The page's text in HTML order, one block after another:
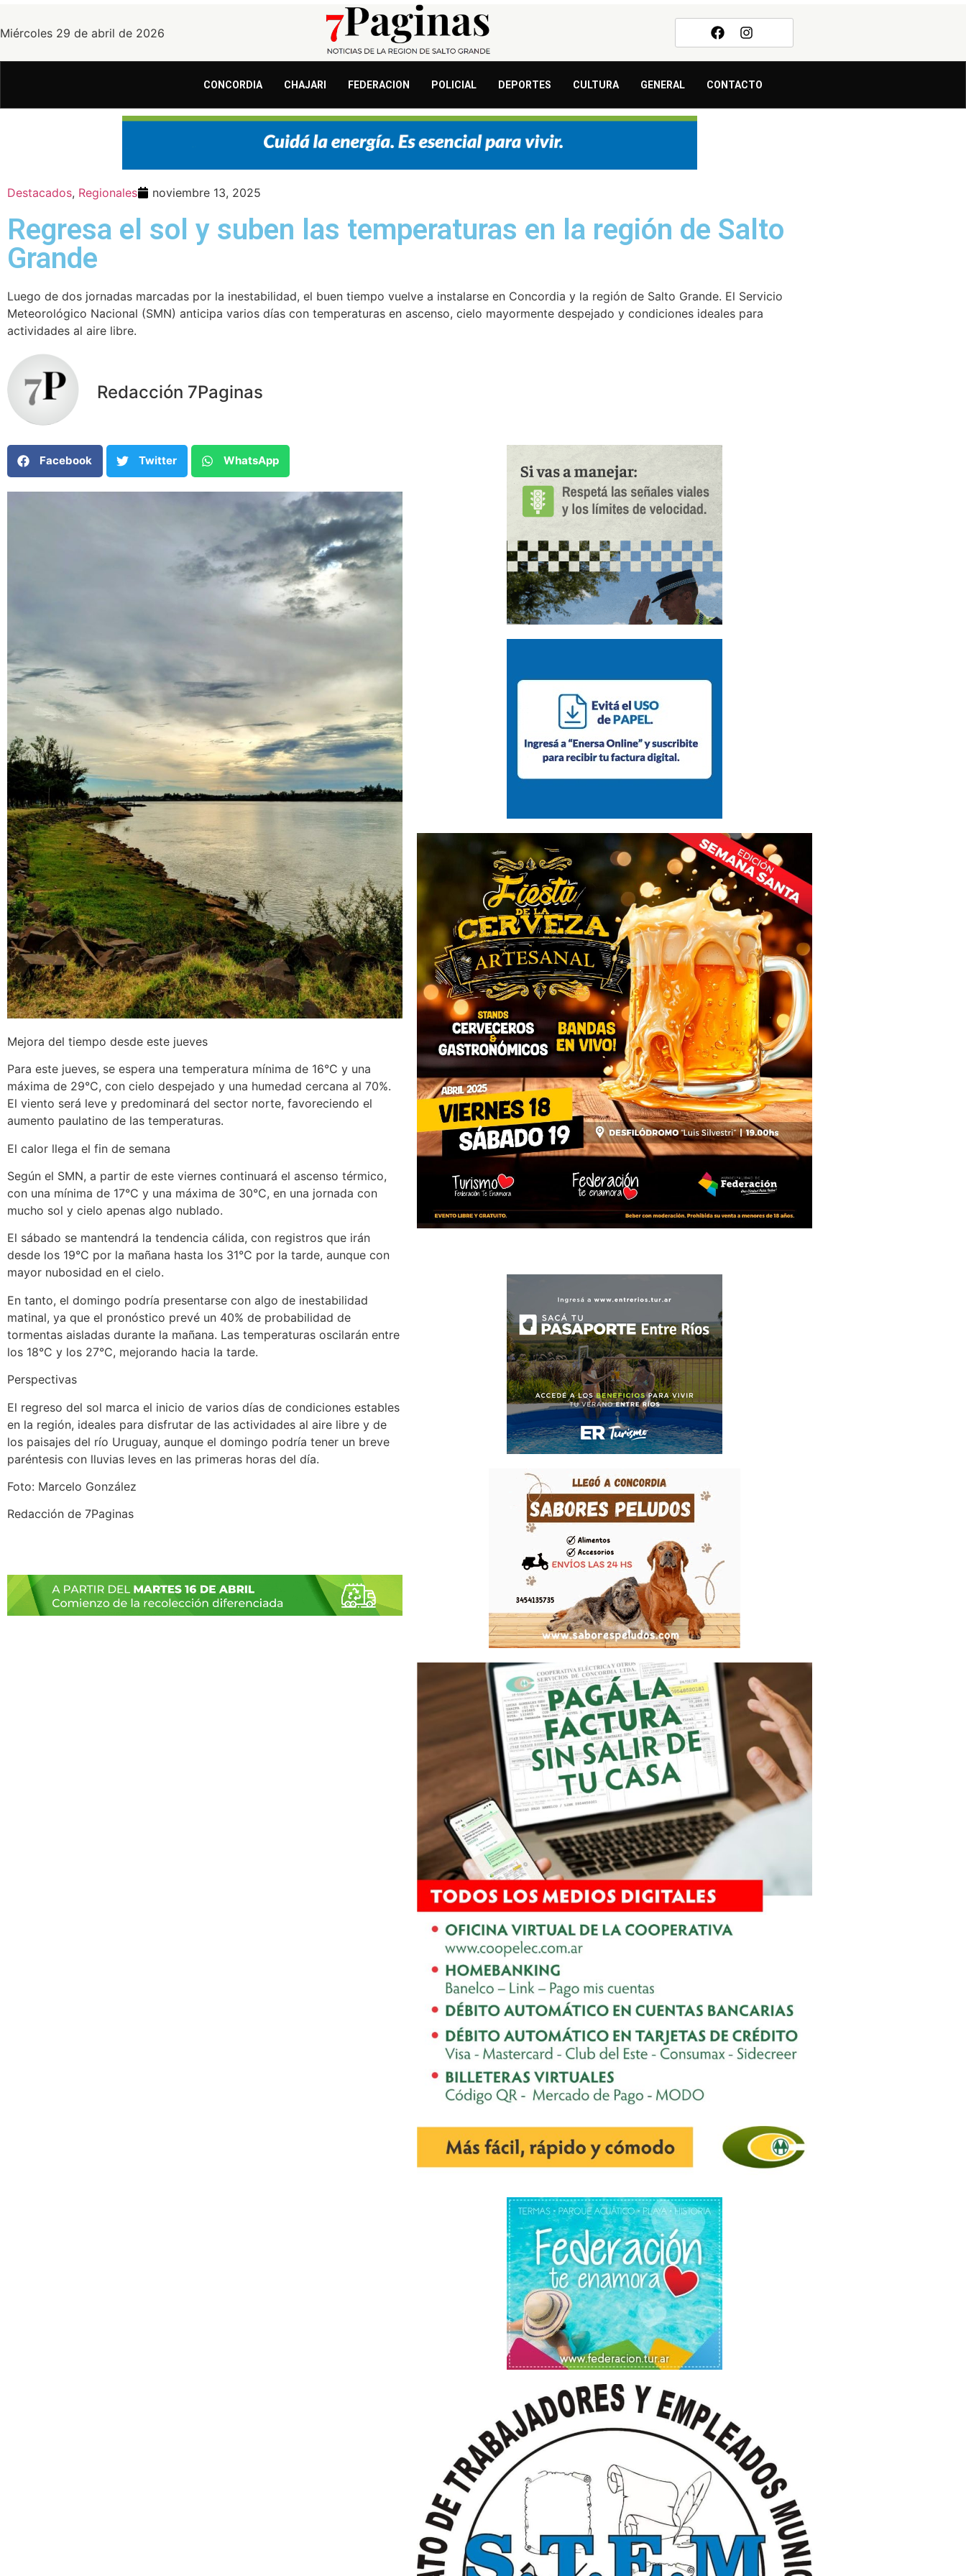
Miércoles 29 de abril de 2026
CONCORDIA CHAJARI FEDERACION POLICIAL DEPORTES CULTURA GENERAL CONTACTO
Destacados, Regionales noviembre 13, 2025
Regresa el sol y suben las temperaturas en la región de Salto
Grande
Luego de dos jornadas marcadas por la inestabilidad, el buen tiempo vuelve a instalarse en Concordia y la región de Salto Grande. El Servicio
Meteorológico Nacional (SMN) anticipa varios días con temperaturas en ascenso, cielo mayormente despejado y condiciones ideales para
actividades al aire libre.
Redacción 7Paginas
Facebook Twitter WhatsApp
Mejora del tiempo desde este jueves
Para este jueves, se espera una temperatura mínima de 16°C y una
máxima de 29°C, con cielo despejado y una humedad cercana al 70%.
El viento será leve y predominará del sector norte, favoreciendo el
aumento paulatino de las temperaturas.
El calor llega el fin de semana
Según el SMN, a partir de este viernes continuará el ascenso térmico,
con una mínima de 17°C y una máxima de 30°C, en una jornada con
mucho sol y cielo apenas algo nublado.
El sábado se mantendrá la tendencia cálida, con registros que irán
desde los 19°C por la mañana hasta los 31°C por la tarde, aunque con
mayor nubosidad en el cielo.
En tanto, el domingo podría presentarse con algo de inestabilidad
matinal, ya que el pronóstico prevé un 40% de probabilidad de
tormentas aisladas durante la mañana. Las temperaturas oscilarán entre
los 18°C y los 27°C, mejorando hacia la tarde.
Perspectivas
El regreso del sol marca el inicio de varios días de condiciones estables
en la región, ideales para disfrutar de las actividades al aire libre y de
los paisajes del río Uruguay, aunque el domingo podría tener un breve
paréntesis con lluvias leves en las primeras horas del día.
Foto: Marcelo González
Redacción de 7Paginas